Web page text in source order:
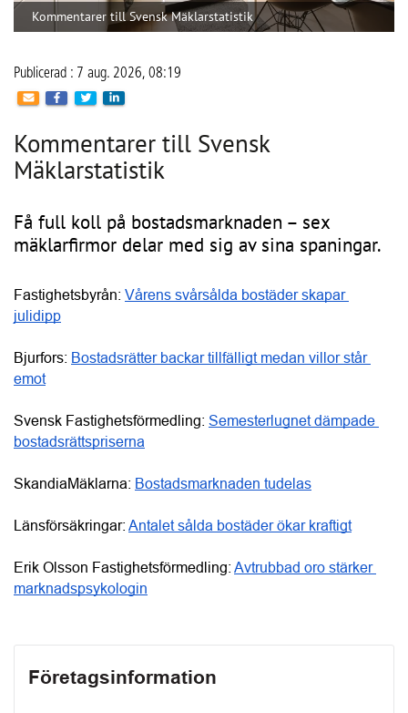
Kommentarer till Svensk Mäklarstatistik
Publicerad : 7 aug. 2026, 08:19
Kommentarer till Svensk
Mäklarstatistik
Få full koll på bostadsmarknaden – sex
mäklarfirmor delar med sig av sina spaningar.
Fastighetsbyrån: Vårens svårsålda bostäder skapar
julidipp
Bjurfors: Bostadsrätter backar tillfälligt medan villor står
emot
Svensk Fastighetsförmedling: Semesterlugnet dämpade
bostadsrättspriserna
SkandiaMäklarna: Bostadsmarknaden tudelas
Länsförsäkringar: Antalet sålda bostäder ökar kraftigt
Erik Olsson Fastighetsförmedling: Avtrubbad oro stärker
marknadspsykologin
Företagsinformation